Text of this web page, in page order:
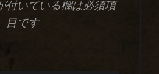
付いている欄は必須項
目です